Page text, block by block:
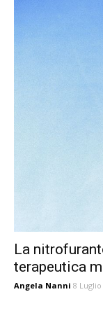
La
terapeutica
Angela Nanni 8 Luglio